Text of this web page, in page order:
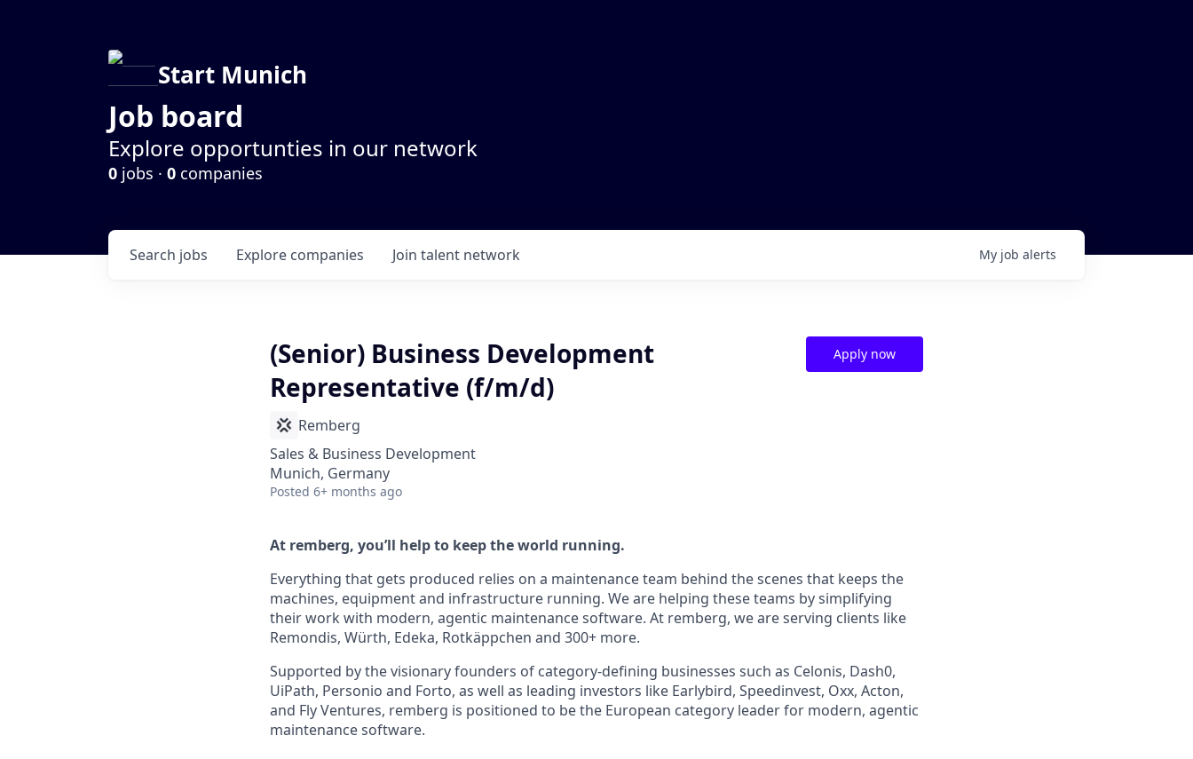
Start Munich
Job board
Explore opportunties in our network
0 jobs · 0 companies
Search jobs Explore companies Join talent network My job alerts
(Senior) Business Development
Representative (f/m/d)
Remberg
Sales & Business Development
Munich, Germany
Posted 6+ months ago
Apply now
At remberg, you’ll help to keep the world running.
Everything that gets produced relies on a maintenance team behind the scenes that keeps the
machines, equipment and infrastructure running. We are helping these teams by simplifying
their work with modern, agentic maintenance software. At remberg, we are serving clients like
Remondis, Würth, Edeka, Rotkäppchen and 300+ more.
Supported by the visionary founders of category-defining businesses such as Celonis, Dash0,
UiPath, Personio and Forto, as well as leading investors like Earlybird, Speedinvest, Oxx, Acton,
and Fly Ventures, remberg is positioned to be the European category leader for modern, agentic
maintenance software.